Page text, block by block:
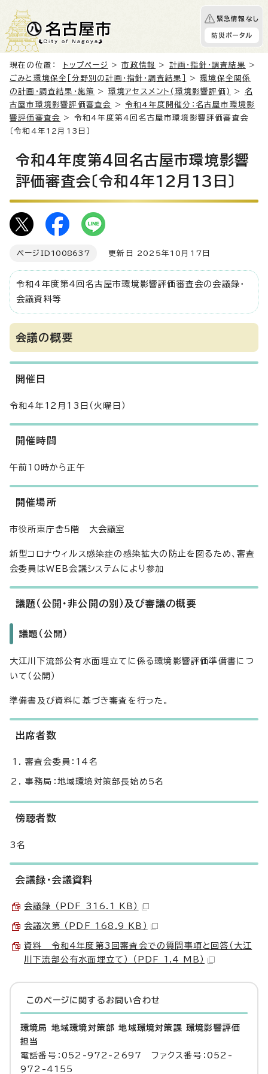
緊急情報なし
防災ポータル
現在の位置： トップページ >市政情報 > 計画・指針・調査結果
>
ごみと環境保全［分野別の計画・指針・調査結果］
>環境保全関係
の計画・調査結果・施策
> 環境アセスメント(環境影響評価) >
名
古屋市環境影響評価審査会
>令和4年度開催分：名古屋市環境影
響評価審査会
> 令和4年度第4回名古屋市環境影響評価審査会
〔令和4年12月13日〕
令和4年度第4回名古屋市環境影響
評価審査会〔令和4年12月13日〕
ページID 1008637 更新日 2025年10月17日
令和4年度第4回名古屋市環境影響評価審査会の会議録・
会議資料等
会議の概要
開催日
令和4年12月13日（火曜日）
開催時間
午前10時から正午
開催場所
市役所東庁舎5階 大会議室
新型コロナウィルス感染症の感染拡大の防止を図るため、審査
会委員はWEB会議システムにより参加
議題（公開・非公開の別）及び審議の概要
議題（公開）
大江川下流部公有水面埋立てに係る環境影響評価準備書につ
いて（公開）
準備書及び資料に基づき審査を行った。
出席者数
審査会委員：14名
事務局：地域環境対策部長始め5名
傍聴者数
3名
会議録・会議資料
会議録 （PDF 316.1 KB）
会議次第 （PDF 168.9 KB）
資料 令和4年度第3回審査会での質問事項と回答（大江
川下流部公有水面埋立て） （PDF 1.4 MB）
このページに関する お問い合わせ
環境局 地域環境対策部 地域環境対策課 環境影響評価
担当
電話番号：052-972-2697 ファクス番号：052-
972-4155